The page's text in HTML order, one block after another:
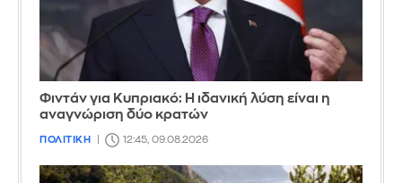
Φιντάν για Κυπριακό: Η ιδανική λύση είναι η
αναγνώριση δύο κρατών
ΠΟΛΙΤΙΚΗ 12:45, 09.08.2026